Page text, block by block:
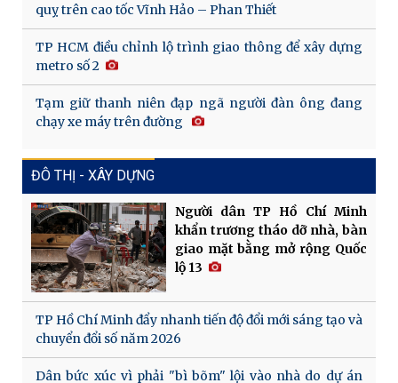
quỵ trên cao tốc Vĩnh Hảo – Phan Thiết
TP HCM điều chỉnh lộ trình giao thông để xây dựng
metro số 2
Tạm giữ thanh niên đạp ngã người đàn ông đang
chạy xe máy trên đường
ĐÔ THỊ - XÂY DỰNG
Người dân TP Hồ Chí Minh
khẩn trương tháo dỡ nhà, bàn
giao mặt bằng mở rộng Quốc
lộ 13
TP Hồ Chí Minh đẩy nhanh tiến độ đổi mới sáng tạo và
chuyển đổi số năm 2026
Dân bức xúc vì phải "bì bõm" lội vào nhà do dự án